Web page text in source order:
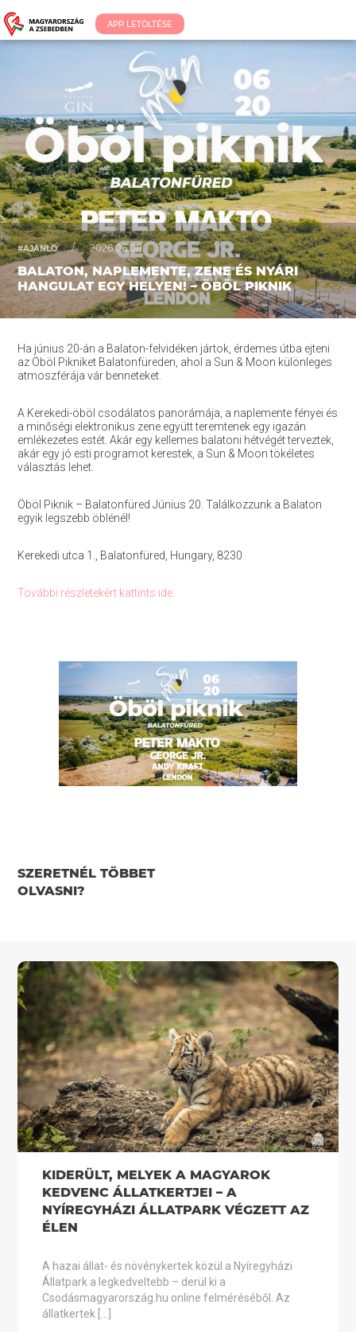
APP LETÖLTÉSE
#AJÁNLÓ / 2026.06.08.
BALATON, NAPLEMENTE, ZENE ÉS NYÁRI
HANGULAT EGY HELYEN! – ÖBÖL PIKNIK
Ha június 20-án a Balaton-felvidéken jártok, érdemes útba ejteni
az Öböl Pikniket Balatonfüreden, ahol a Sun & Moon különleges
atmoszférája vár benneteket.
A Kerekedi-öböl csodálatos panorámája, a naplemente fényei és
a minőségi elektronikus zene együtt teremtenek egy igazán
emlékezetes estét. Akár egy kellemes balatoni hétvégét terveztek,
akár egy jó esti programot kerestek, a Sun & Moon tökéletes
választás lehet.
Öböl Piknik – Balatonfüred Június 20. Találkozzunk a Balaton
egyik legszebb öblénél!
Kerekedi utca 1., Balatonfüred, Hungary, 8230
További részletekért kattints ide.
SZERETNÉL TÖBBET
OLVASNI?
KIDERÜLT, MELYEK A MAGYAROK
KEDVENC ÁLLATKERTJEI – A
NYÍREGYHÁZI ÁLLATPARK VÉGZETT AZ
ÉLEN
A hazai állat- és növénykertek közül a Nyíregyházi
Állatpark a legkedveltebb – derül ki a
Csodásmagyarország.hu online felméréséből. Az
állatkertek […]